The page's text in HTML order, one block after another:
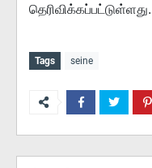
தெரிவிக்கப்பட்டுள்ளது.
Tags seine